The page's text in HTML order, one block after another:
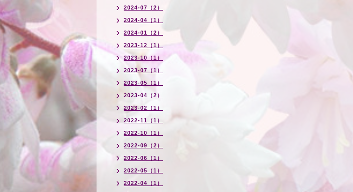
2024-07（2）
2024-04（1）
2024-01（2）
2023-12（1）
2023-10（1）
2023-07（1）
2023-05（1）
2023-04（2）
2023-02（1）
2022-11（1）
2022-10（1）
2022-09（2）
2022-06（1）
2022-05（1）
2022-04（1）